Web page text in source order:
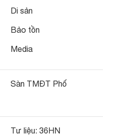
Di sản
Bảo tồn
Media
Sàn TMĐT Phố
Tư liệu: 36HN